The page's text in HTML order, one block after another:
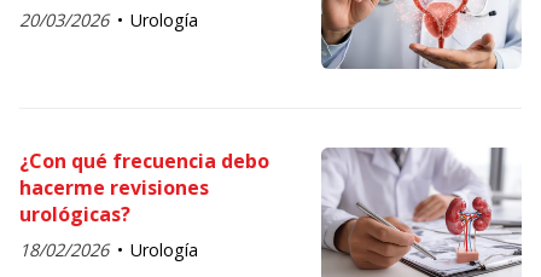
20/03/2026 Urología
¿Con qué frecuencia debo
hacerme revisiones
urológicas?
18/02/2026 Urología